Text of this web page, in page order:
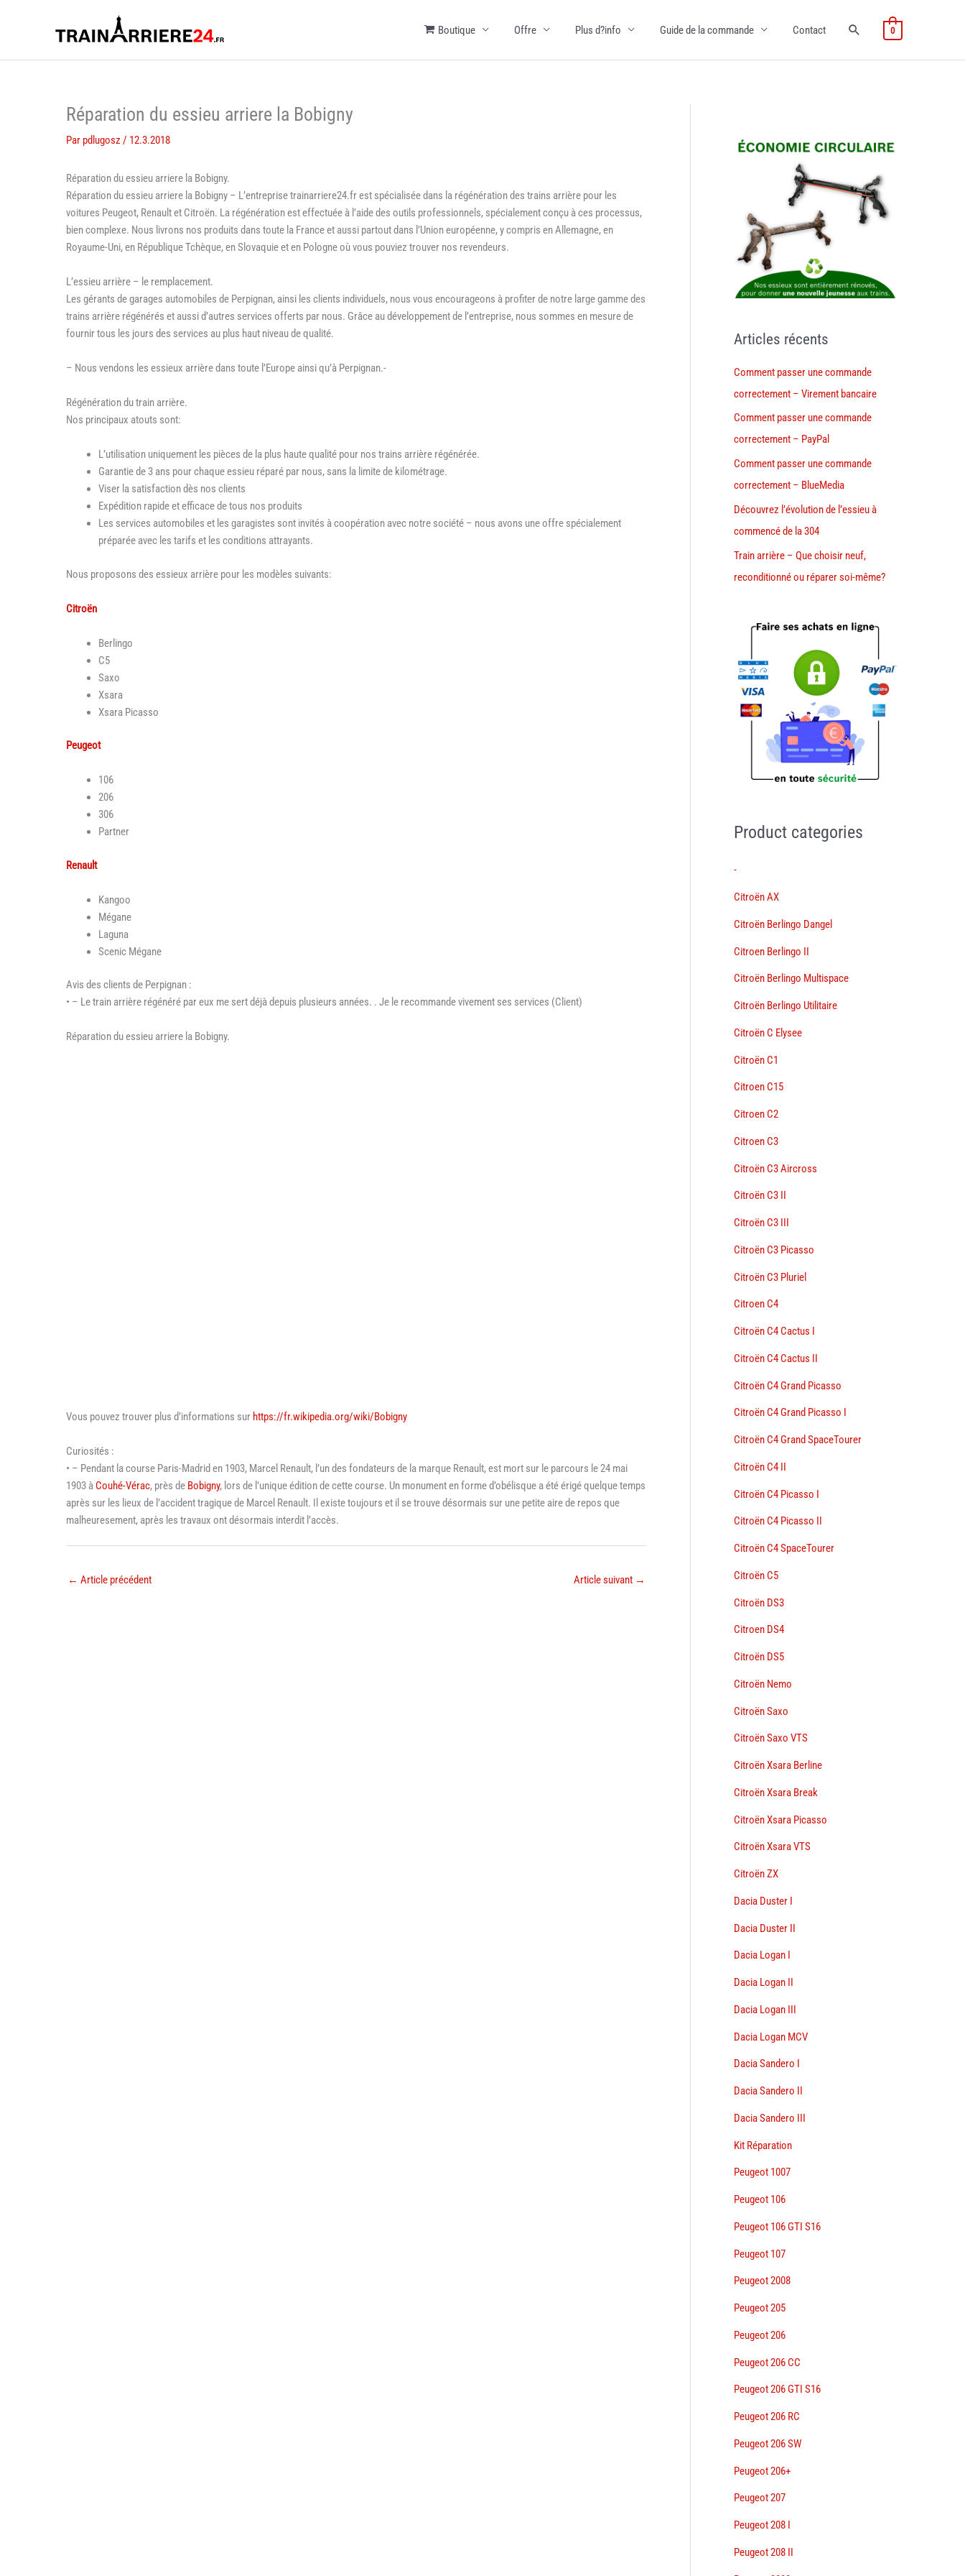
Boutique Offre Plus d?info Guide de la commande Contact 0
Réparation du essieu arriere la Bobigny
Par pdlugosz / 12.3.2018
Réparation du essieu arriere la Bobigny.
Réparation du essieu arriere la Bobigny – L’entreprise trainarriere24.fr est spécialisée dans la régénération des trains arrière pour les
voitures Peugeot, Renault et Citroën. La régénération est effectuée à l’aide des outils professionnels, spécialement conçu à ces processus,
bien complexe. Nous livrons nos produits dans toute la France et aussi partout dans l’Union européenne, y compris en Allemagne, en
Royaume-Uni, en République Tchèque, en Slovaquie et en Pologne où vous pouviez trouver nos revendeurs.
L’essieu arrière – le remplacement.
Les gérants de garages automobiles de Perpignan, ainsi les clients individuels, nous vous encourageons à profiter de notre large gamme des
trains arrière régénérés et aussi d’autres services offerts par nous. Grâce au développement de l’entreprise, nous sommes en mesure de
fournir tous les jours des services au plus haut niveau de qualité.
– Nous vendons les essieux arrière dans toute l’Europe ainsi qu’à Perpignan.-
Régénération du train arrière.
Nos principaux atouts sont:
L’utilisation uniquement les pièces de la plus haute qualité pour nos trains arrière régénérée.
Garantie de 3 ans pour chaque essieu réparé par nous, sans la limite de kilométrage.
Viser la satisfaction dès nos clients
Expédition rapide et efficace de tous nos produits
Les services automobiles et les garagistes sont invités à coopération avec notre société – nous avons une offre spécialement
préparée avec les tarifs et les conditions attrayants.
Nous proposons des essieux arrière pour les modèles suivants:
Citroën
Berlingo
C5
Saxo
Xsara
Xsara Picasso
Peugeot
106
206
306
Partner
Renault
Kangoo
Mégane
Laguna
Scenic Mégane
Avis des clients de Perpignan :
• – Le train arrière régénéré par eux me sert déjà depuis plusieurs années. . Je le recommande vivement ses services (Client)
Réparation du essieu arriere la Bobigny.
Vous pouvez trouver plus d’informations sur https://fr.wikipedia.org/wiki/Bobigny
Curiosités :
• – Pendant la course Paris-Madrid en 1903, Marcel Renault, l’un des fondateurs de la marque Renault, est mort sur le parcours le 24 mai
1903 à Couhé-Vérac, près de Bobigny, lors de l’unique édition de cette course. Un monument en forme d’obélisque a été érigé quelque temps
après sur les lieux de l’accident tragique de Marcel Renault. Il existe toujours et il se trouve désormais sur une petite aire de repos que
malheuresement, après les travaux ont désormais interdit l’accès.
← Article précédent Article suivant →
Articles récents
Comment passer une commande
correctement – Virement bancaire
Comment passer une commande
correctement – PayPal
Comment passer une commande
correctement – BlueMedia
Découvrez l’évolution de l’essieu à
commencé de la 304
Train arrière – Que choisir neuf,
reconditionné ou réparer soi-même?
Product categories
-
Citroën AX
Citroën Berlingo Dangel
Citroen Berlingo II
Citroën Berlingo Multispace
Citroën Berlingo Utilitaire
Citroën C Elysee
Citroën C1
Citroen C15
Citroen C2
Citroen C3
Citroën C3 Aircross
Citroën C3 II
Citroën C3 III
Citroën C3 Picasso
Citroën C3 Pluriel
Citroen C4
Citroën C4 Cactus I
Citroën C4 Cactus II
Citroën C4 Grand Picasso
Citroën C4 Grand Picasso I
Citroën C4 Grand SpaceTourer
Citroën C4 II
Citroën C4 Picasso I
Citroën C4 Picasso II
Citroën C4 SpaceTourer
Citroën C5
Citroën DS3
Citroen DS4
Citroën DS5
Citroën Nemo
Citroën Saxo
Citroën Saxo VTS
Citroën Xsara Berline
Citroën Xsara Break
Citroën Xsara Picasso
Citroën Xsara VTS
Citroën ZX
Dacia Duster I
Dacia Duster II
Dacia Logan I
Dacia Logan II
Dacia Logan III
Dacia Logan MCV
Dacia Sandero I
Dacia Sandero II
Dacia Sandero III
Kit Réparation
Peugeot 1007
Peugeot 106
Peugeot 106 GTI S16
Peugeot 107
Peugeot 2008
Peugeot 205
Peugeot 206
Peugeot 206 CC
Peugeot 206 GTI S16
Peugeot 206 RC
Peugeot 206 SW
Peugeot 206+
Peugeot 207
Peugeot 208 I
Peugeot 208 II